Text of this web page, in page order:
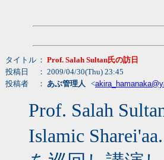
タイトル ： Prof. Salah Sultan氏の訪日
投稿日
： 2009/04/30(Thu) 23:45
投稿者
： あぶ管理人 <
Prof. Salah
Islamic